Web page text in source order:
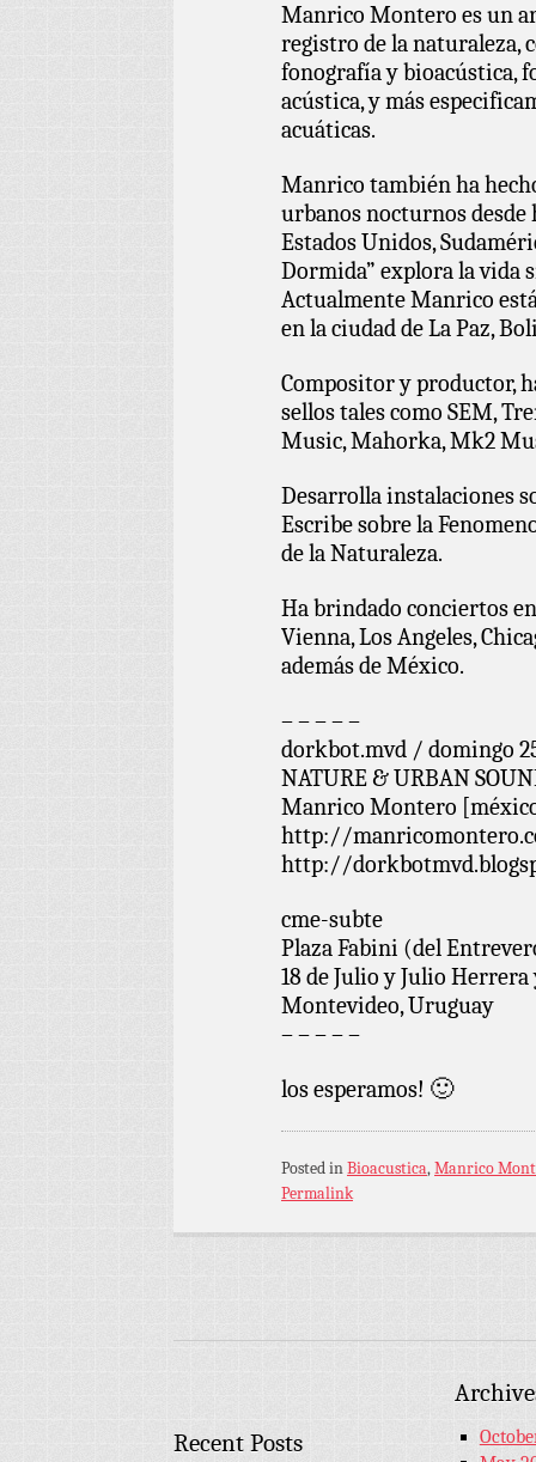
Manrico Montero es un
registro de la naturaleza,
fonografía y bioacústica,
acústica, y más
acuáticas.
Manrico también ha
urbanos nocturnos desde
Estados Unidos,
Dormida” explora la vida
Actualmente Manrico
en la ciudad de La Paz,
Compositor y productor,
sellos tales como SEM,
Music, Mahorka, Mk2
Desarrolla instalaciones
Escribe sobre la
de la Naturaleza.
Ha brindado conciertos
Vienna, Los Angeles,
además de México.
– – – – –
dorkbot.mvd / domingo
NATURE & URBAN
Manrico Montero
http://
http://
cme-subte
Plaza Fabini (del
18 de Julio y Julio Herrera
Montevideo, Uruguay
– – – – –
los esperamos! 🙂
Posted inBioacustica,Manrico
Permalink
Recent Posts